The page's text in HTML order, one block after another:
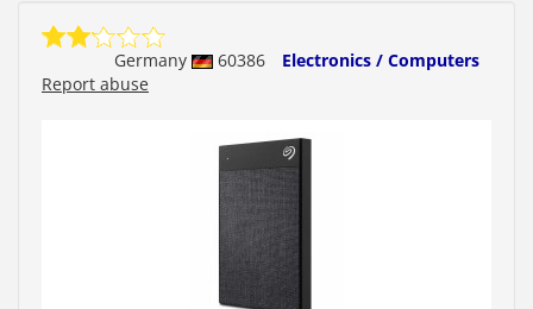
Germany 60386
Electronics / Computers
Report abuse